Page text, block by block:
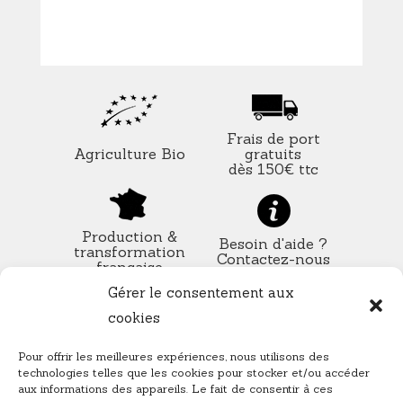
Gérer le consentement aux
cookies
Pour offrir les meilleures expériences, nous utilisons des
technologies telles que les cookies pour stocker et/ou accéder
aux informations des appareils. Le fait de consentir à ces
Agriculture Bio
Frais de port
gratuits
dès 150€ ttc
Production &
transformation
française
Besoin d'aide ?
Contactez-nous
Notre page Facebook